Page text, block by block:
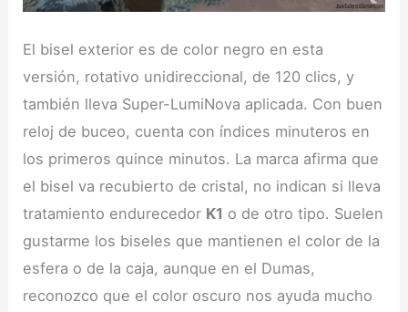
El bisel exterior es de color negro en esta
versión, rotativo unidireccional, de 120 clics, y
también lleva Super-LumiNova aplicada. Con buen
reloj de buceo, cuenta con índices minuteros en
los primeros quince minutos. La marca afirma que
el bisel va recubierto de cristal, no indican si lleva
tratamiento endurecedor K1 o de otro tipo. Suelen
gustarme los biseles que mantienen el color de la
esfera o de la caja, aunque en el Dumas,
reconozco que el color oscuro nos ayuda mucho